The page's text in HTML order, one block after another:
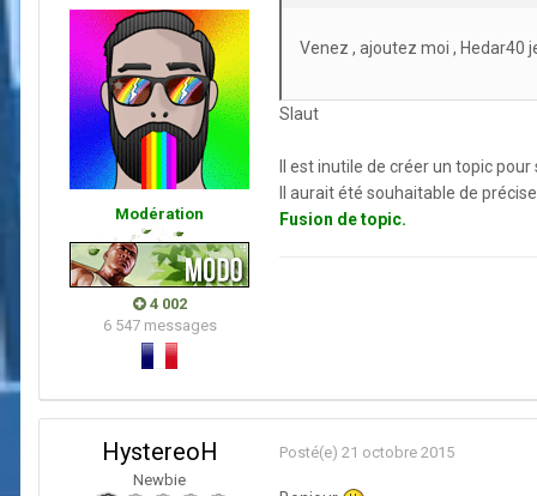
Modération
4 002
6 547 messages
Venez , ajoutez moi , Hedar40
Slaut
Il est inutile de créer un topic
Il aurait été souhaitable de
Fusion de topic.
HystereoH
Newbie
Posté(e) 21 octobre 2015